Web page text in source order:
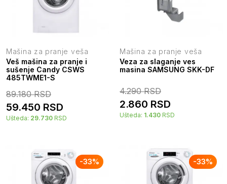
Mašina za pranje veša
Veš mašina za pranje i
sušenje Candy CSWS
485TWME1-S
89.180RSD
59.450 RSD
Ušteda: 29.730 RSD
Mašina za pranje veša
Veza za slaganje ves
masina SAMSUNG SKK-DF
4.290RSD
2.860 RSD
Ušteda: 1.430 RSD
-33% -33%